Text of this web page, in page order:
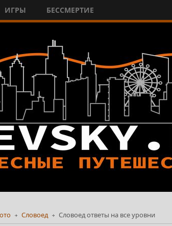
ИГРЫ БЕССМЕРТИЕ
Словоед Словоед ответы на все уровни